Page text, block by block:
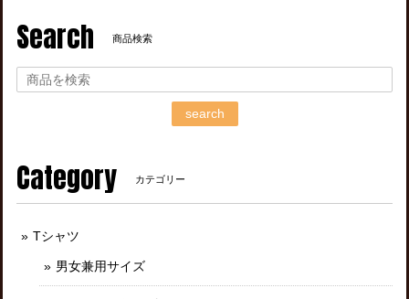
Search 商品検索
search
Category カテゴリー
Tシャツ
男女兼用サイズ